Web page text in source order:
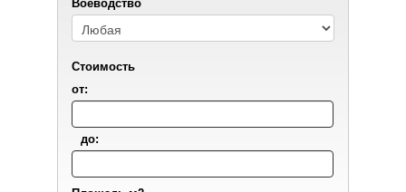
Воеводствo
Стоимость
от:
до: